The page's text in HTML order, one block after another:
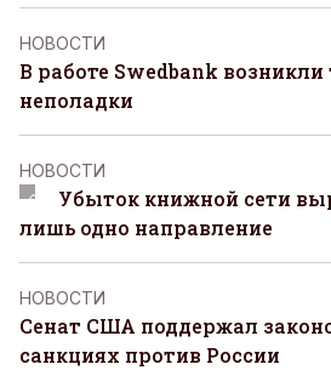
НОВОСТИ
В работе Swedbank возникли
неполадки
НОВОСТИ
Убыток книжной сети
лишь одно направление
НОВОСТИ
Сенат США поддержал
санкциях против России